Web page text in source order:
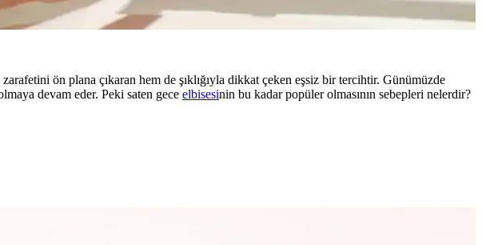
zarafetini ön plana çıkaran hem de şıklığıyla dikkat çeken eşsiz bir tercihtir. Günümüzde
devam eder. Peki saten gece elbisesinin bu kadar popüler olmasının sebepleri nelerdir?